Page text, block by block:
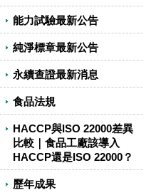
能力試驗最新公告
純淨標章最新公告
永續查證最新消息
食品法規
HACCP與ISO 22000差異
比較｜食品工廠該導入
HACCP還是ISO 22000？
歷年成果